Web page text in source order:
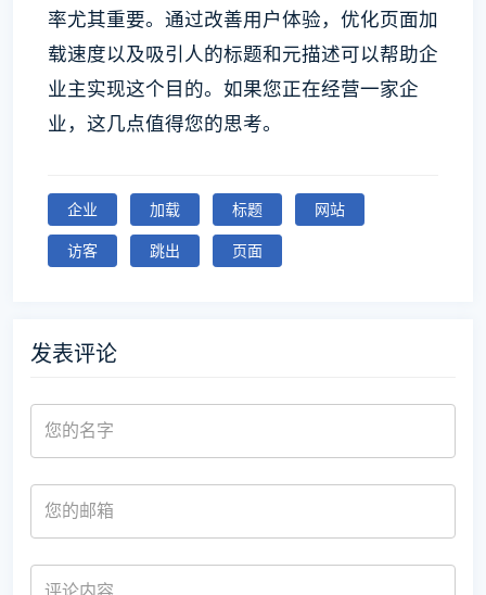
率尤其重要。通过改善用户体验，优化页面加
载速度以及吸引人的标题和元描述可以帮助企
业主实现这个目的。如果您正在经营一家企
业，这几点值得您的思考。
企业 加载 标题
网站
访客
跳出 页面
发表评论